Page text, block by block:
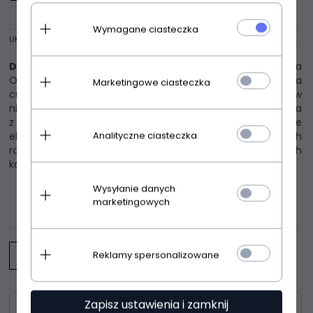
UKRYJ OPIS
Dkaren Oliwia koszulka czerwona
Urocza koszulka nocna
Oliwia wykonana została z przemiłej w dotyku satyny, która
cudownie otuli ciało i sprawi, że każda Pani poczuje się w
niej wyjątkowo. W górnej części koszulka została wykonana
z uroczej, delikatnej dla ciała koronki, która wspaniale
eksponuje biust. Koszulka na szerokich, koronkowych
ramiączkach. We wszystkich wersjach kolorystycznych
koronka jest czarna.
Napisz opinię
Zasoby dotyczące bezpieczeństwa i produktów
Wymagane ciasteczka
Marketingowe ciasteczka
Analityczne ciasteczka
Wysyłanie danych
marketingowych
Reklamy spersonalizowane
Zapisz ustawienia i zamknij